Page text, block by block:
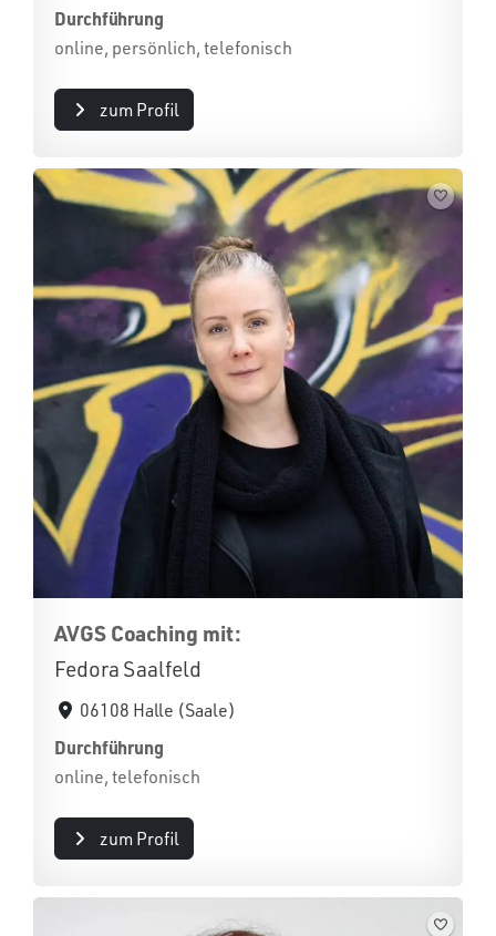
Durchführung
online, persönlich, telefonisch
zum Profil
AVGS Coaching mit:
Fedora Saalfeld
06108 Halle (Saale)
Durchführung
online, telefonisch
zum Profil